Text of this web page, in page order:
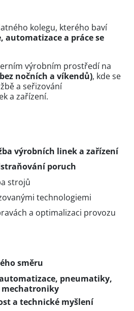
kolegu, kterého baví
automatizace a práce se
výrobním prostředí na
nočních a víkendů), kde se
a seřizování
a zařízení.
výrobních linek a zařízení
poruch
strojů
technologiemi
a optimalizaci provozu
směru
pneumatiky,
a technické myšlení